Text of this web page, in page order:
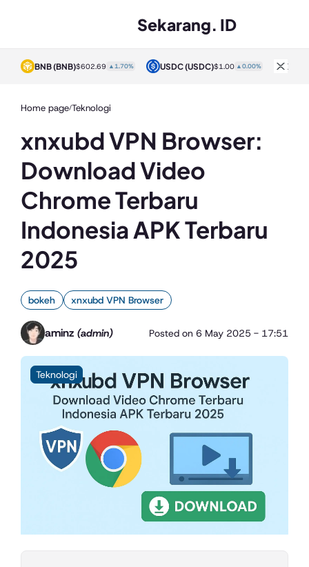
Sekarang. ID
BNB(BNB)$602.69 ▲1.70% USDC(USDC)$1.00 ▲0.00% XRP
Home page/Teknologi
xnxubd VPN Browser:
Download Video
Chrome Terbaru
Indonesia APK Terbaru
2025
bokeh xnxubd VPN Browser
aminz (admin) Posted on 6 May 2025 - 17:51
Teknologi